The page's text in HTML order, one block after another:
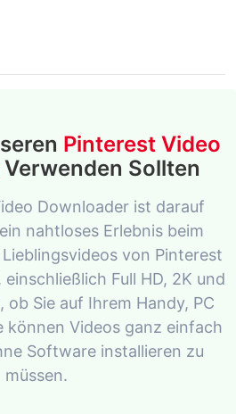
Pinterest Video
Verwenden Sollten
Downloader ist darauf
nahtloses Erlebnis beim
von Pinterest
Full HD, 2K und
ob Sie auf Ihrem Handy, PC
können Videos ganz einfach
Software installieren zu
müssen.